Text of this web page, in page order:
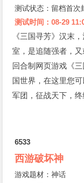
测试状态：留档首次
测试时间：08-29
《三国寻芳》汉末
室，是追随强者，
回合制网页游戏《
国世界，在这里您
军团，征战天下，终
6533
西游破坏神
游戏题材：神话